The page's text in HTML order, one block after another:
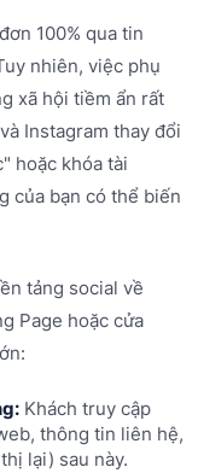
100% qua tin
nhiên, việc phụ
xã hội tiềm ẩn rất
Instagram thay đổi
hoặc khóa tài
của bạn có thể biến
tảng social về
Page hoặc cửa
Khách truy cập
thông tin liên hệ,
lại) sau này.